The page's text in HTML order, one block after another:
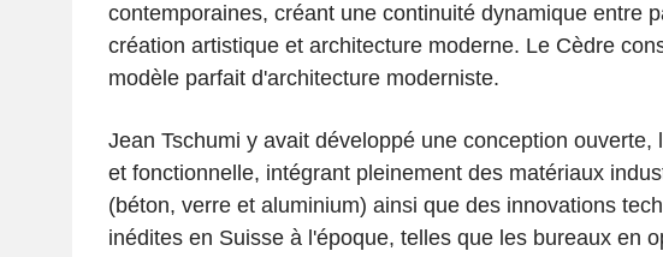
contemporaines, créant une continuité dynamique entre
création artistique et architecture moderne. Le Cèdre
modèle parfait d'architecture moderniste.
Jean Tschumi y avait développé une conception ouverte,
et fonctionnelle, intégrant pleinement des matériaux
(béton, verre et aluminium) ainsi que des innovations
inédites en Suisse à l'époque, telles que les bureaux en